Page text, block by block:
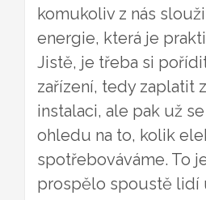
komukoliv z nás
energie, která je
Jistě, je třeba si
zařízení, tedy zaplatit
instalaci, ale pak už
ohledu na to, kolik
spotřebováváme. To
prospělo spoustě lidí